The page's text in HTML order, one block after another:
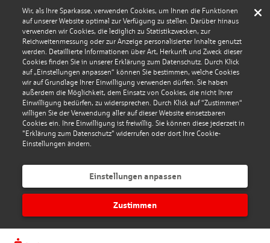
Wir, als Ihre Sparkasse, verwenden Cookies, um Ihnen die Funktionen
auf unserer Website optimal zur Verfügung zu stellen. Darüber hinaus
verwenden wir Cookies, die lediglich zu Statistikzwecken, zur
Reichweitenmessung oder zur Anzeige personalisierter Inhalte genutzt
werden. Detaillierte Informationen über Art, Herkunft und Zweck dieser
Cookies finden Sie in unserer Erklärung zum Datenschutz. Durch Klick
auf „Einstellungen anpassen“ können Sie bestimmen, welche Cookies
wir auf Grundlage Ihrer Einwilligung verwenden dürfen. Sie haben
außerdem die Möglichkeit, dem Einsatz von Cookies, die nicht Ihrer
Einwilligung bedürfen, zu widersprechen. Durch Klick auf “Zustimmen“
willigen Sie der Verwendung aller auf dieser Website einsetzbaren
Cookies ein. Ihre Einwilligung ist freiwillig. Sie können diese jederzeit in
"Erklärung zum Datenschutz" widerrufen oder dort Ihre Cookie-
Einstellungen ändern.
Einstellungen anpassen
Zustimmen